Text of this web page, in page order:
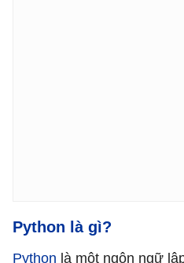
Python làgì?
Python là một ngôn ngữ